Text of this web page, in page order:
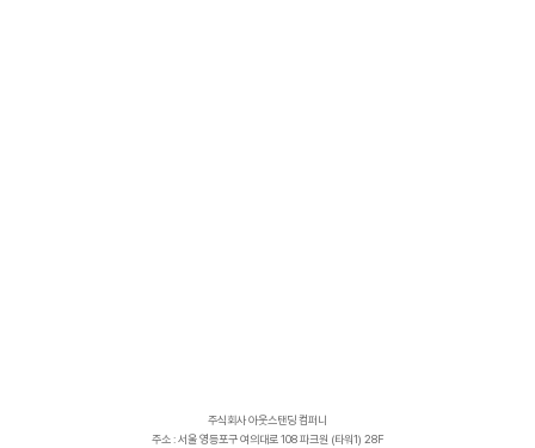
주식회사 아웃스탠딩 컴퍼니
주소 : 서울 영등포구 여의대로 108 파크원 (타워1) 28F